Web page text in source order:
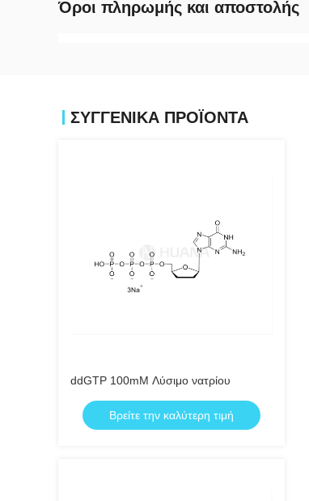
Όροι πληρωμής και αποστολής
ΣΥΓΓΕΝΙΚΆ ΠΡΟΪΌΝΤΑ
ddGTP 100mM Λύσιμο νατρίου
Βρείτε την καλύτερη τιμή